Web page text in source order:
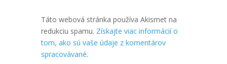
Táto webová stránka používa Akismet na
redukciu spamu. Získajte viac informácií o
tom, ako sú vaše údaje z komentárov
spracovávané.